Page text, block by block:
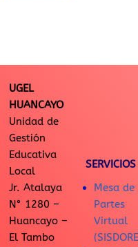
UGEL
HUANCAYO
Unidad de
Gestión
Educativa
Local
Jr. Atalaya
N° 1280 –
Huancayo –
El Tambo
SERVICIOS
Mesa de
Partes
Virtual